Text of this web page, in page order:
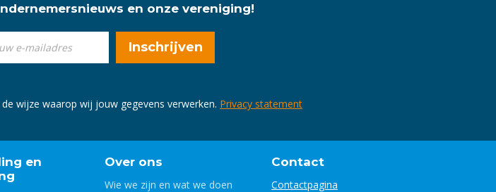
en onze vereniging!
wijze waarop wij jouw gegevens verwerken. Privacy statement
en
Over ons
Wie we zijn en wat we doen
Contact
Contactpagina